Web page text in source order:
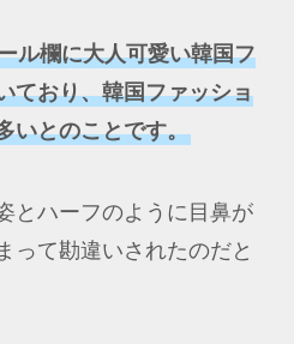
ル欄に大人可愛い韓国フ
ており、韓国ファッショ
いとのことです。
とハーフのように目鼻が
って勘違いされたのだと